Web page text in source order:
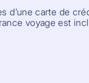
d’une carte de
voyage est